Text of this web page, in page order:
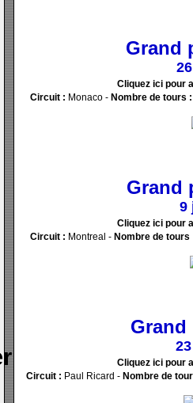
Grand
Cliquez ici pour
Circuit : Monaco - Nombre de tours :
Grand
9
Cliquez ici pour
Circuit : Montreal - Nombre de tours
Grand
Cliquez ici pour
Circuit : Paul Ricard - Nombre de